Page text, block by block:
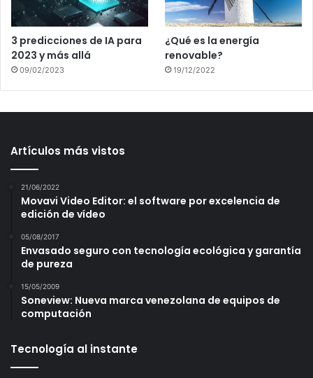
3 predicciones de IA para
2023 y más allá
09/02/2023
¿Qué es la energía
renovable?
19/12/2022
Artículos más vistos
21/06/2022
Movavi Video Editor: el software por excelencia de
edición de vídeo
05/08/2017
Envasado seguro con tecnología ecológica y garantía
de pureza
15/05/2009
Soneview: Nueva marca venezolana de equipos de
computación
Tecnología al instante